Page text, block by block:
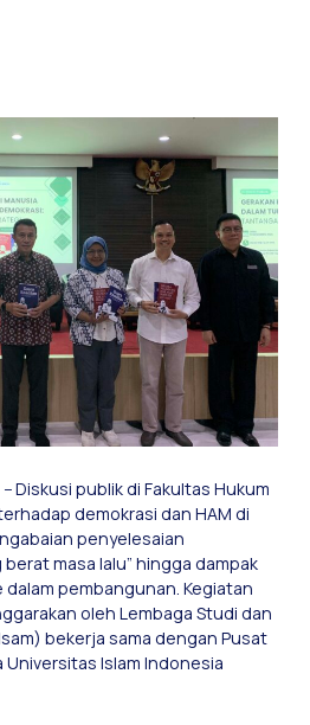
Diskusi publik di Fakultas Hukum
demokrasi dan HAM di
penyelesaian
masa lalu” hingga dampak
pembangunan. Kegiatan
oleh Lembaga Studi dan
bekerja sama dengan Pusat
Universitas Islam Indonesia